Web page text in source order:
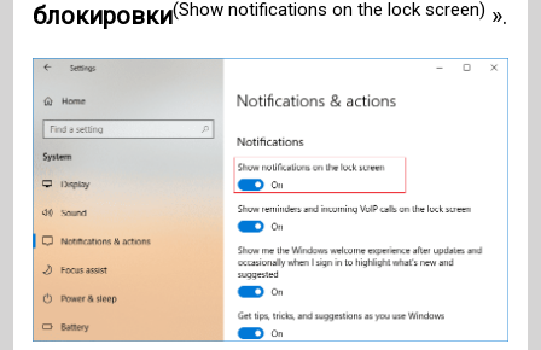
блокировки(Show notifications on the lock screen) ».